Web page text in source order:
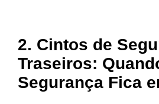
2. Cintos de
Traseiros:
Segurança Fica